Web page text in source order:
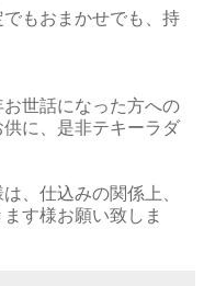
もおまかせでも、持
世話になった方への
に、是非テキーラダ
、仕込みの関係上、
す様お願い致しま